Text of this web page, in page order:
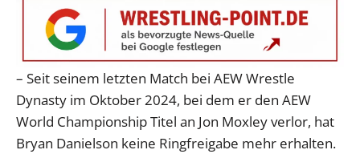
– Seit seinem letzten Match bei AEW Wrestle
Dynasty im Oktober 2024, bei dem er den AEW
World Championship Titel an Jon Moxley verlor, hat
Bryan Danielson keine Ringfreigabe mehr erhalten.